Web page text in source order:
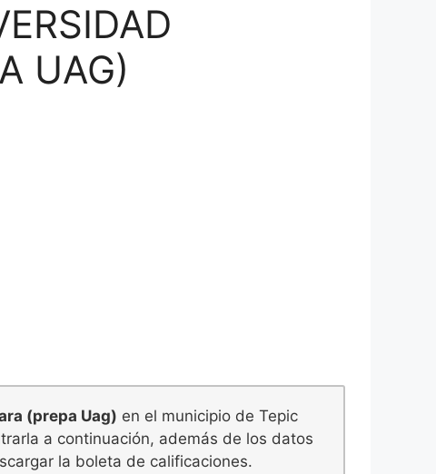
UAG)
(prepa Uag) en el municipio de Tepic
a continuación, además de los datos
la boleta de calificaciones.